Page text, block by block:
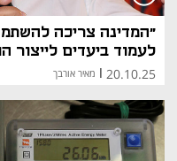
"המדינה צריכה
לעמוד ביעדים לייצור
20.10.25 מאיר אורבך